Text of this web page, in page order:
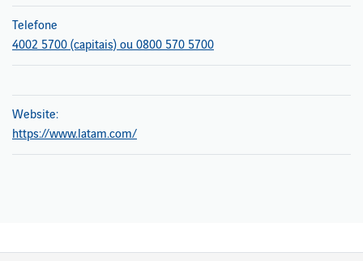
Telefone
4002 5700 (capitais) ou 0800 570 5700
Website:
https://www.latam.com/